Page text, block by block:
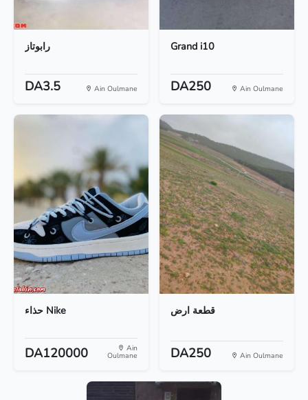
رابوتاز
DA3.5 Ain Oulmane
Grand i10
DA250 Ain Oulmane
حذاء Nike
DA120000 Ain
Oulmane
قطعة ارض
DA250 Ain Oulmane